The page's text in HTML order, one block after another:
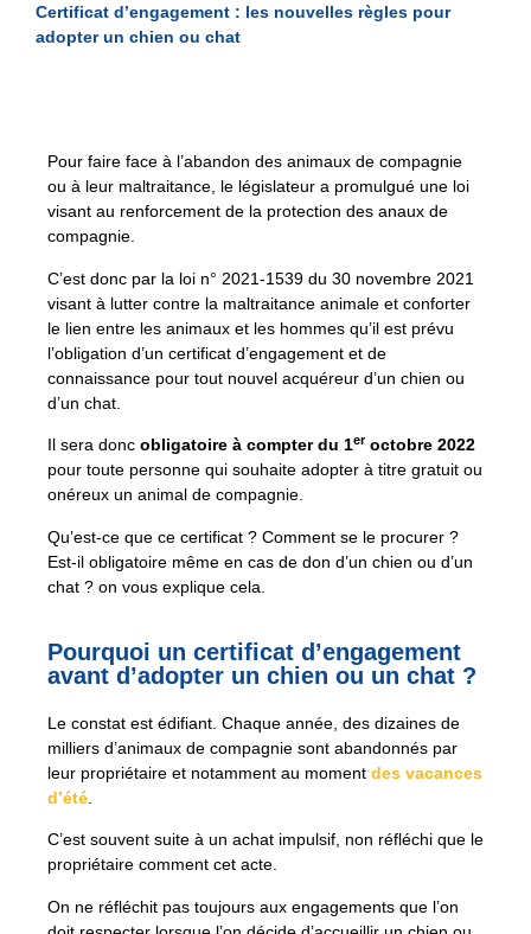
Certificat d’engagement : les nouvelles règles pour
adopter un chien ou chat
Pour faire face à l’abandon des animaux de compagnie
ou à leur maltraitance, le législateur a promulgué une loi
visant au renforcement de la protection des anaux de
compagnie.
C’est donc par la loi n° 2021-1539 du 30 novembre 2021
visant à lutter contre la maltraitance animale et conforter
le lien entre les animaux et les hommes qu’il est prévu
l’obligation d’un certificat d’engagement et de
connaissance pour tout nouvel acquéreur d’un chien ou
d’un chat.
Il sera donc obligatoire à compter du 1eroctobre 2022
pour toute personne qui souhaite adopter à titre gratuit ou
onéreux un animal de compagnie.
Qu’est-ce que ce certificat ? Comment se le procurer ?
Est-il obligatoire même en cas de don d’un chien ou d’un
chat ? on vous explique cela.
Pourquoi un certificat d’engagement
avant d’adopter un chien ou un chat ?
Le constat est édifiant. Chaque année, des dizaines de
milliers d’animaux de compagnie sont abandonnés par
leur propriétaire et notamment au moment des vacances
d’été
C’est souvent suite à un achat impulsif, non réfléchi que le
propriétaire comment cet acte.
On ne réfléchit pas toujours aux engagements que l’on